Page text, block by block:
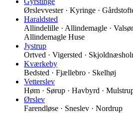
Ørslevvester · Kyringe ·
Haraldsted
Allindelille · Allindemagle ·
Allindemagle Huse
Jystrup
Ortved · Vigersted ·
Kværkeby
Bedsted · Fjællebro · Skelhøj
Vetterslev
Høm · Sørup · Havbyrd ·
Ørslev
Farendløse · Sneslev · Nordrup